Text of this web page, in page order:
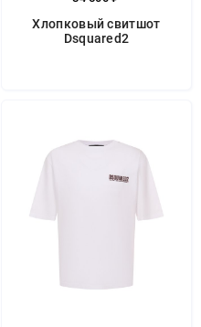
Хлопковый свитшот
Dsquared2